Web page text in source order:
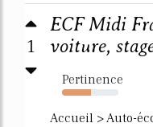
1
ECF Midi
voiture,
Pertinence
52%
Accueil > Auto-